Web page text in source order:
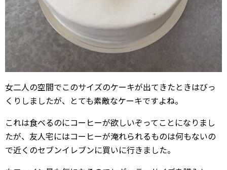
女二人の空間でこのサイズのケーキが出てきたときはびっ
くりしましたが、とても素敵なケーキですよね。
これは食べるのにコーヒーが欲しいぞってことになりまし
たが、友人宅にはコーヒーが淹れられるものは何もないの
で近くのセブンイレブンに買いに行きました。